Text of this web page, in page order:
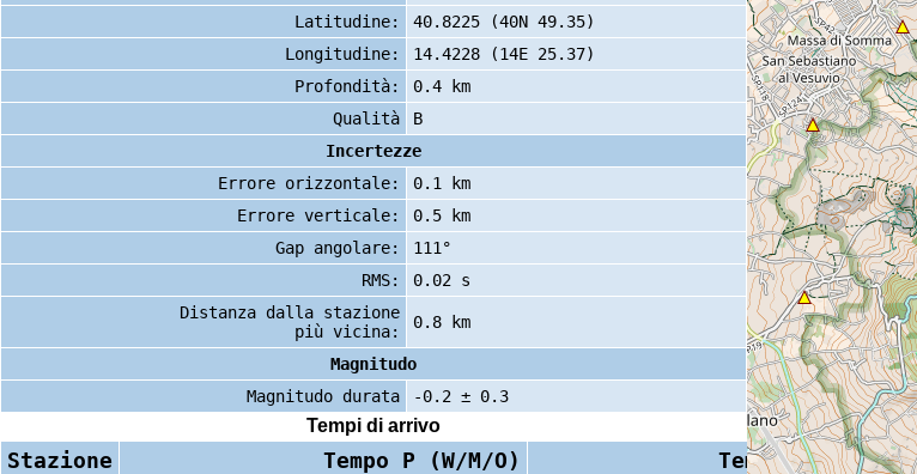
Latitudine:
40.8225 (40N 49.35)
Longitudine:
14.4228 (14E 25.37)
Profondità:
0.4 km
Qualità
B
Incertezze
Errore orizzontale:
0.1 km
Errore verticale:
0.5 km
Gap angolare:
111°
RMS:
0.02 s
Distanza dalla stazione
più vicina:
0.8 km
Magnitudo
Magnitudo durata
-0.2 ± 0.3
Tempi di arrivo
Stazione Tempo P (W/M/O) Tempo S (W/M/O)